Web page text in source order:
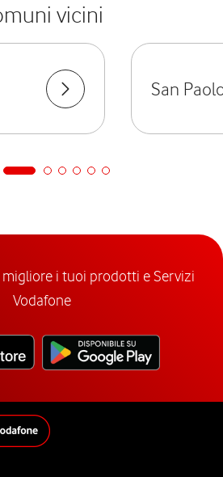
vicini
San
i tuoi prodotti e Servizi
Vodafone